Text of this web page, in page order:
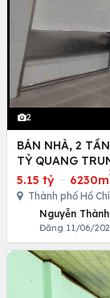
2
BÁN NHÀ, 2
TỶ QUANG
5.15 tỷ · 6230m
Thành phố Hồ
Nguyễn
Đăng 11/06/